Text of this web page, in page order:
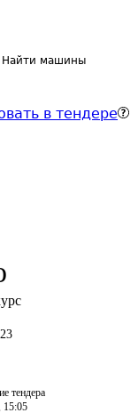
Найти машины
в тендере
тендера
15:05